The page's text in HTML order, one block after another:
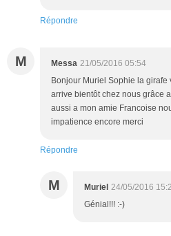
Répondre
M Messa 21/05/2016 05:54
Bonjour Muriel Sophie la
arrive bientôt chez nous grâce
aussi a mon amie Francoise
impatience encore merci
Répondre
M Muriel 24/05/2016
Génial!!! :-)